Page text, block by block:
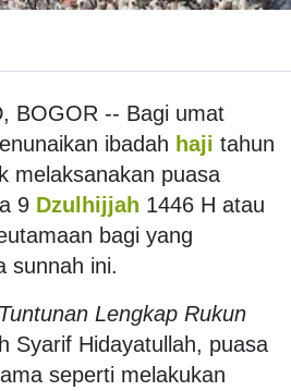
BOGOR -- Bagi umat
ibadah haji tahun
melaksanakan puasa
9 Dzulhijjah 1446 H atau
bagi yang
sunnah ini.
Lengkap Rukun
Syarif Hidayatullah, puasa
seperti melakukan